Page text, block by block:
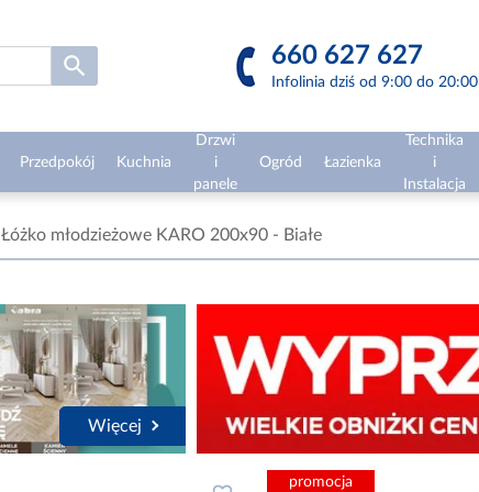
660 627 627
Infolinia dziś od 9:00 do 20:00
Przedpokój Kuchnia
Drzwi
i
panele
Ogród Łazienka
Technika
i
Instalacja
Łóżko młodzieżowe KARO 200x90 - Białe
Więcej
promocja